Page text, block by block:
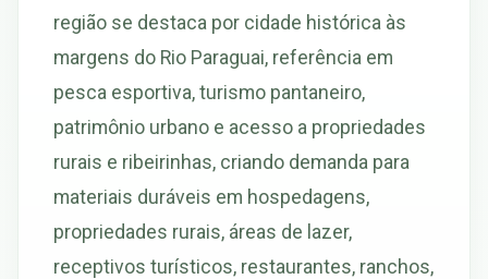
região se destaca por cidade histórica às
margens do Rio Paraguai, referência em
pesca esportiva, turismo pantaneiro,
patrimônio urbano e acesso a propriedades
rurais e ribeirinhas, criando demanda para
materiais duráveis em hospedagens,
propriedades rurais, áreas de lazer,
receptivos turísticos, restaurantes, ranchos,